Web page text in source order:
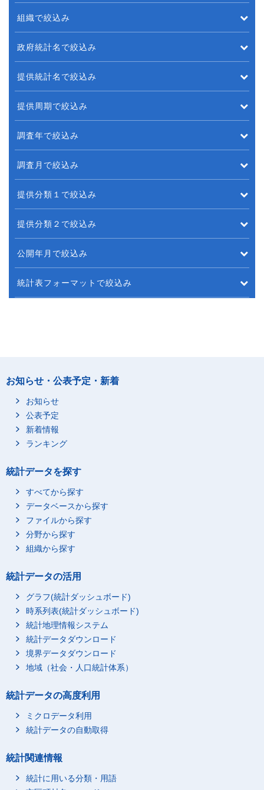
組織で絞込み
政府統計名で絞込み
提供統計名で絞込み
提供周期で絞込み
調査年で絞込み
調査月で絞込み
提供分類１で絞込み
提供分類２で絞込み
公開年月で絞込み
統計表フォーマットで絞込み
お知らせ・公表予定・新着
お知らせ
公表予定
新着情報
ランキング
統計データを探す
すべてから探す
データベースから探す
ファイルから探す
分野から探す
組織から探す
統計データの活用
グラフ(統計ダッシュボード)
時系列表(統計ダッシュボード)
統計地理情報システム
統計データダウンロード
境界データダウンロード
地域（社会・人口統計体系）
統計データの高度利用
ミクロデータ利用
統計データの自動取得
統計関連情報
統計に用いる分類・用語